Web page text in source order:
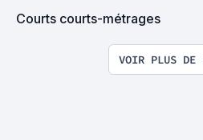
Courts courts-métrages
VOIR PLUS DE